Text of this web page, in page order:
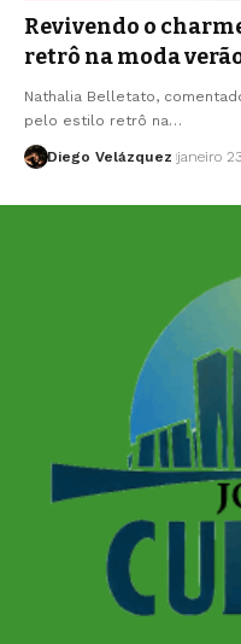
Revivendo o
retrô na moda
Nathalia Belletato,
pelo estilo retrô na…
Diego Velázquez janeiro